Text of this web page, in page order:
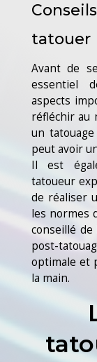
tatouer
Avant de
essentiel
aspects
réfléchir au
un
peut avoir
Il est
tatoueur
de réaliser
les normes
conseillé
post-
optimale et
la main.